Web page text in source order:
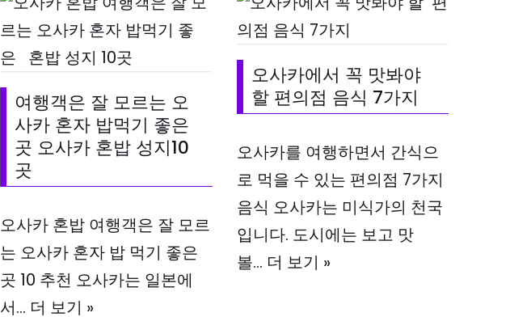
여행객은 잘 모르는 오
사카 혼자 밥먹기 좋은
곳 오사카 혼밥 성지10
곳
오사카 혼밥 여행객은 잘 모르
는 오사카 혼자 밥 먹기 좋은
곳 10 추천 오사카는 일본에
서… 더 보기 »
오사카에서 꼭 맛봐야
할 편의점 음식 7가지
오사카를 여행하면서 간식으
로 먹을 수 있는 편의점 7가지
음식 오사카는 미식가의 천국
입니다. 도시에는 보고 맛
볼… 더 보기 »